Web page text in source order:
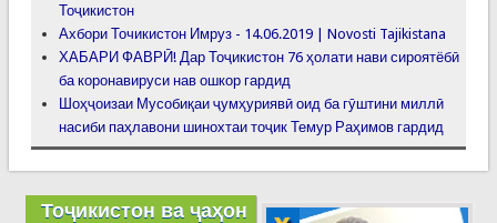
Тоҷикистон
Ахбори Точикистон Имруз - 14.06.2019 | Novosti Tajikistana
ХАБАРИ ФАВРӢ! Дар Тоҷикистон 76 ҳолати нави сироятёбӣ
ба коронавируси нав ошкор гардид
Шоҳҷоизаи Мусобиқаи ҷумҳуриявӣ оид ба гӯштини миллӣ
насиби паҳлавони шинохтаи тоҷик Темур Раҳимов гардид
Тоҷикистон ва ҷаҳон